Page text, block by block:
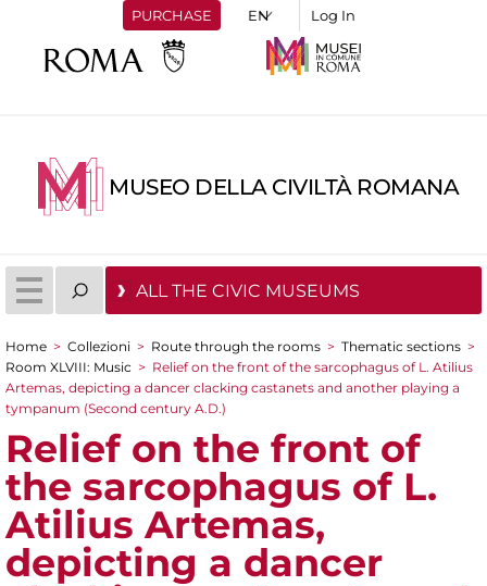
PURCHASE Log In
MUSEO DELLA CIVILTÀ ROMANA
ALL THE CIVIC MUSEUMS
You are here
Home > Collezioni > Route through the rooms > Thematic sections >
Room XLVIII: Music > Relief on the front of the sarcophagus of L. Atilius
Artemas, depicting a dancer clacking castanets and another playing a
tympanum (Second century A.D.)
Relief on the front of
the sarcophagus of L.
Atilius Artemas,
depicting a dancer